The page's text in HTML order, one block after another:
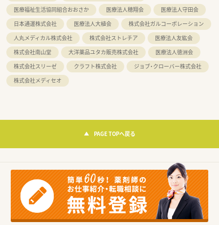
医療福祉生活協同組合おおさか
医療法人穂翔会
医療法人守田会
日本通運株式会社
医療法人大植会
株式会社ガルコーポレーション
人丸メディカル株式会社
株式会社ストレチア
医療法人友紘会
株式会社南山堂
大洋薬品ユタカ販売株式会社
医療法人徳洲会
株式会社スリーゼ
クラフト株式会社
ジョブ・クローバー株式会社
株式会社メディセオ
PAGE TOPへ戻る